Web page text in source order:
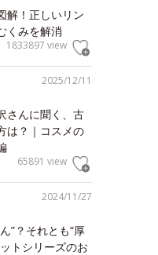
解！正しいリン
くみを解消
1833897 view
2025/12/11
さんに聞く、古
は？｜コスメの
65891 view
2024/11/27
”？それとも“厚
トシリーズのお